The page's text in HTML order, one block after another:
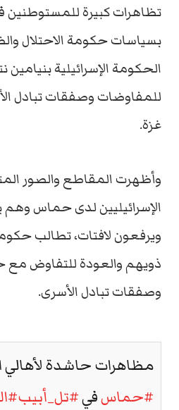
تظاهرات كبيرة للمستوطنين
بسياسات حكومة الاحتلال
الحكومة الإسرائيلية بنيامين
للمفاوضات وصفقات تبادل
غزة.
وأظهرت المقاطع والصور
الإسرائيليين لدى حماس
ويرفعون لافتات، تطالب
ذويهم والعودة للتفاوض مع
وصفقات تبادل الأسرى.
مظاهرات حاشدة لأهالي
#حماسفي#تل_أبيب